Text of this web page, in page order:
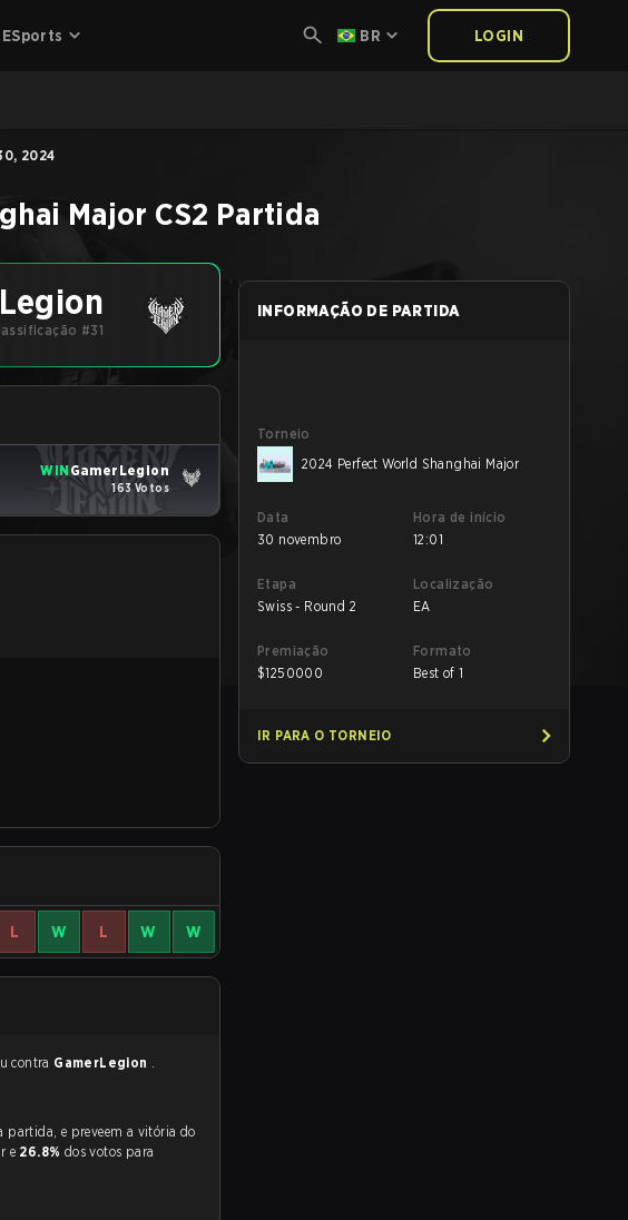
BR LOGIN
2024
Major CS2 Partida
#31
WIN GamerLegion
163 Votos
L W L W W
jogou contra GamerLegion .
Usuários da Strafe tem um favorito claro para a partida, e preveem a vitória do
e 26.8% dos votos para
INFORMAÇÃO DE PARTIDA
Torneio
2024 Perfect World Shanghai Major
Data
30 novembro
Hora de início
12:01
Etapa
Swiss - Round 2
Localização
EA
Premiação
$1250000
Formato
Best of 1
IR PARA O TORNEIO